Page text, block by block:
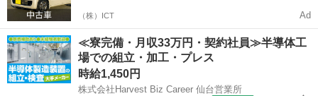
（株）ICT Ad
≪寮完備・月収33万円・契約社員≫半導体工
場での組立・加工・プレス
時給1,450円
株式会社Harvest Biz Career 仙台営業所